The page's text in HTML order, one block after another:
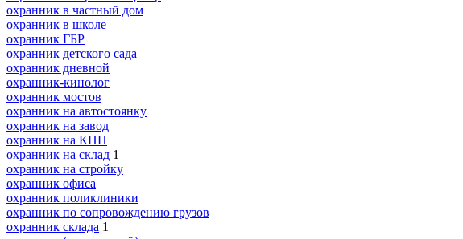
охранник в частный дом
охранник в школе
охранник ГБР
охранник детского сада
охранник дневной
охранник-кинолог
охранник мостов
охранник на автостоянку
охранник на завод
охранник на КПП
охранник на склад 1
охранник на стройку
охранник офиса
охранник поликлиники
охранник по сопровождению грузов
охранник склада 1